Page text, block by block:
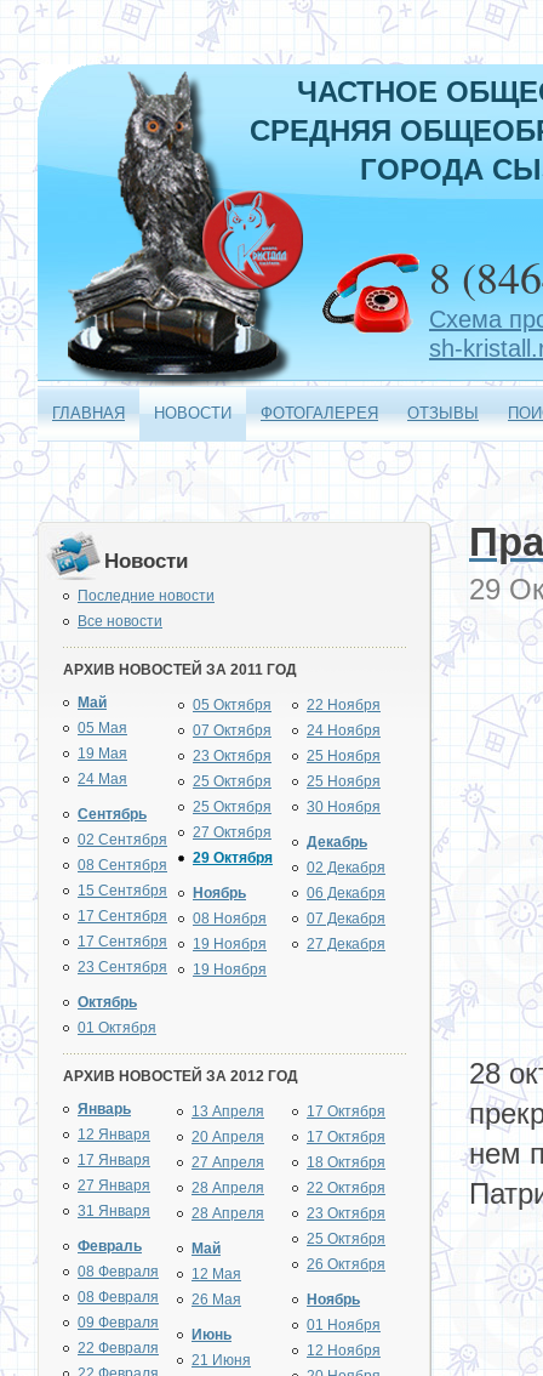
ЧАСТНОЕ
СРЕДНЯЯ
ГОРОДА
8
Схема
sh-
ГЛАВНАЯ НОВОСТИ ФОТОГАЛЕРЕЯ ОТЗЫВЫ
Новости
Последние новости
Все новости
АРХИВ НОВОСТЕЙ ЗА 2011 ГОД
Май
05 Мая
19 Мая
24 Мая
Сентябрь
02 Сентября
08 Сентября
15 Сентября
17 Сентября
17 Сентября
23 Сентября
Октябрь
01 Октября
05 Октября
07 Октября
23 Октября
25 Октября
25 Октября
27 Октября
29 Октября
Ноябрь
08 Ноября
19 Ноября
19 Ноября
22 Ноября
24 Ноября
25 Ноября
25 Ноября
30 Ноября
Декабрь
02 Декабря
06 Декабря
07 Декабря
27 Декабря
АРХИВ НОВОСТЕЙ ЗА 2012 ГОД
Январь
12 Января
17 Января
27 Января
31 Января
Февраль
08 Февраля
08 Февраля
09 Февраля
22 Февраля
13 Апреля
20 Апреля
27 Апреля
28 Апреля
28 Апреля
Май
12 Мая
26 Мая
Июнь
21 Июня
17 Октября
17 Октября
18 Октября
22 Октября
23 Октября
25 Октября
26 Октября
Ноябрь
01 Ноября
12 Ноября
29
28
нем